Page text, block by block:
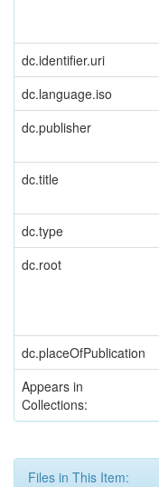
dc.identifier.uri
dc.language.iso
dc.publisher
dc.title
dc.type
dc.root
dc.placeOfPublication
Appears in
Collections:
Files in This Item: